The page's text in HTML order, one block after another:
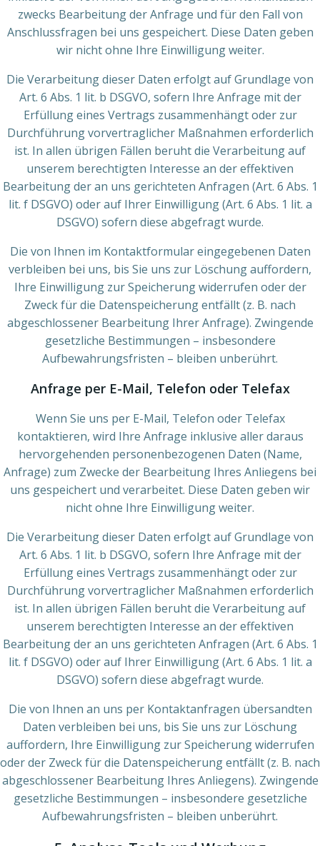
zwecks Bearbeitung der Anfrage und für den Fall von
Anschlussfragen bei uns gespeichert. Diese Daten geben
wir nicht ohne Ihre Einwilligung weiter.
Die Verarbeitung dieser Daten erfolgt auf Grundlage von
Art. 6 Abs. 1 lit. b DSGVO, sofern Ihre Anfrage mit der
Erfüllung eines Vertrags zusammenhängt oder zur
Durchführung vorvertraglicher Maßnahmen erforderlich
ist. In allen übrigen Fällen beruht die Verarbeitung auf
unserem berechtigten Interesse an der effektiven
Bearbeitung der an uns gerichteten Anfragen (Art. 6 Abs. 1
lit. f DSGVO) oder auf Ihrer Einwilligung (Art. 6 Abs. 1 lit. a
DSGVO) sofern diese abgefragt wurde.
Die von Ihnen im Kontaktformular eingegebenen Daten
verbleiben bei uns, bis Sie uns zur Löschung auffordern,
Ihre Einwilligung zur Speicherung widerrufen oder der
Zweck für die Datenspeicherung entfällt (z. B. nach
abgeschlossener Bearbeitung Ihrer Anfrage). Zwingende
gesetzliche Bestimmungen – insbesondere
Aufbewahrungsfristen – bleiben unberührt.
Anfrage per E-Mail, Telefon oder Telefax
Wenn Sie uns per E-Mail, Telefon oder Telefax
kontaktieren, wird Ihre Anfrage inklusive aller daraus
hervorgehenden personenbezogenen Daten (Name,
Anfrage) zum Zwecke der Bearbeitung Ihres Anliegens bei
uns gespeichert und verarbeitet. Diese Daten geben wir
nicht ohne Ihre Einwilligung weiter.
Die Verarbeitung dieser Daten erfolgt auf Grundlage von
Art. 6 Abs. 1 lit. b DSGVO, sofern Ihre Anfrage mit der
Erfüllung eines Vertrags zusammenhängt oder zur
Durchführung vorvertraglicher Maßnahmen erforderlich
ist. In allen übrigen Fällen beruht die Verarbeitung auf
unserem berechtigten Interesse an der effektiven
Bearbeitung der an uns gerichteten Anfragen (Art. 6 Abs. 1
lit. f DSGVO) oder auf Ihrer Einwilligung (Art. 6 Abs. 1 lit. a
DSGVO) sofern diese abgefragt wurde.
Die von Ihnen an uns per Kontaktanfragen übersandten
Daten verbleiben bei uns, bis Sie uns zur Löschung
auffordern, Ihre Einwilligung zur Speicherung widerrufen
oder der Zweck für die Datenspeicherung entfällt (z. B. nach
abgeschlossener Bearbeitung Ihres Anliegens). Zwingende
gesetzliche Bestimmungen – insbesondere gesetzliche
Aufbewahrungsfristen – bleiben unberührt.